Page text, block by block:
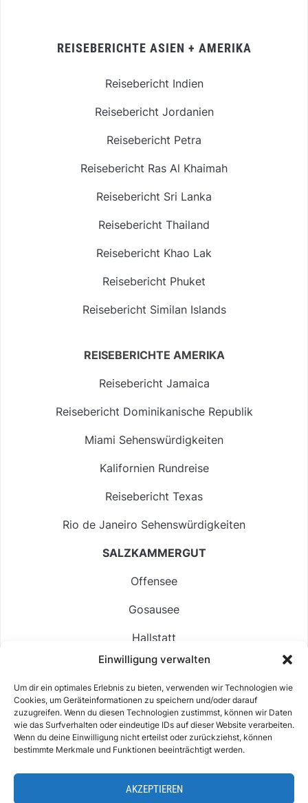
Einwilligung verwalten
Um dir ein optimales Erlebnis zu bieten, verwenden wir Technologien wie
Cookies, um Geräteinformationen zu speichern und/oder darauf
zuzugreifen. Wenn du diesen Technologien zustimmst, können wir Daten
wie das Surfverhalten oder eindeutige IDs auf dieser Website verarbeiten.
Wenn du deine Einwilligung nicht erteilst oder zurückziehst, können
bestimmte Merkmale und Funktionen beeinträchtigt werden.
AKZEPTIEREN
REISEBERICHTE ASIEN + AMERIKA
Reisebericht Indien
Reisebericht Jordanien
Reisebericht Petra
Reisebericht Ras Al Khaimah
Reisebericht Sri Lanka
Reisebericht Thailand
Reisebericht Khao Lak
Reisebericht Phuket
Reisebericht Similan Islands
REISEBERICHTE AMERIKA
Reisebericht Jamaica
Reisebericht Dominikanische Republik
Miami Sehenswürdigkeiten
Kalifornien Rundreise
Reisebericht Texas
Rio de Janeiro Sehenswürdigkeiten
SALZKAMMERGUT
Offensee
Gosausee
Hallstatt
Langbathsee
Altausseer See
Hintersee
IMPRESSUM & KONTAKT